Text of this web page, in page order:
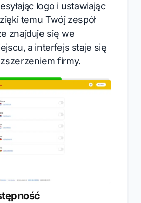
logo i ustawiając
temu Twój zespół
znajduje się we
a interfejs staje się
firmy.